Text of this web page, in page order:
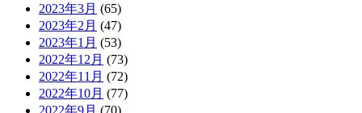
2023年3月 (65)
2023年2月 (47)
2023年1月 (53)
2022年12月 (73)
2022年11月 (72)
2022年10月 (77)